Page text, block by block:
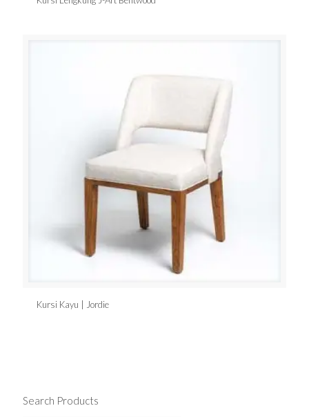
Kursi Kayu | Jordie
Search Products